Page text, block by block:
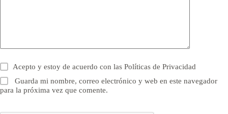
Acepto y estoy de acuerdo con lasPolíticas de Privacidad
Guarda mi nombre, correo electrónico y web en este navegador
para la próxima vez que comente.